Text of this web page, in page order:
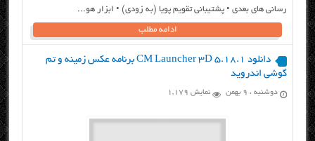
رسانی های بعدی • پشتیبانی تقویم پویا (به زودی) • ابزار هو...
ادامه مطلب
دانلود CM Launcher 3D 5.18.1 برنامه عکس زمینه و تم
گوشی اندروید
دوشنبه ، ۹ بهمن نمایش 1,179